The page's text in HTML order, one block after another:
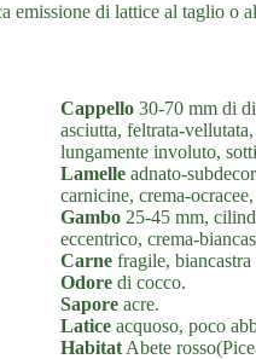
emissione di lattice al taglio
Cappello 30-70 mm di
asciutta, feltrata-
lungamente involuto,
Lamelle adnato-
carnicine, crema-
Gambo 25-45 mm,
eccentrico, crema-
Carne fragile,
Odore di cocco.
Sapore acre.
Latice acquoso, poco
Habitat Abete